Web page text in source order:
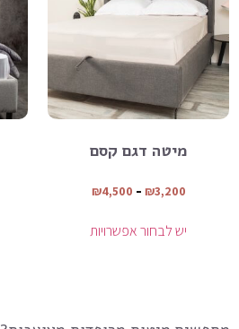
מיטה דגם קסם
₪3,200
–
₪4,500
יש לבחור אפשרויות